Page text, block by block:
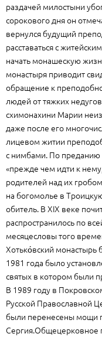
раздачей милостыни
сорокового дня он
вернулся будущий
расставаться с
начать монашескую
монастыря приводит
обращение к
людей от тяжких
схимонахини Марии
даже после его
лицевом житии
с нимбами. По
«прежде чем идти к
родителей над их
на богомолье в
обитель. В XIX веке
распространилось по
месяцесловы того
Хотько́вский
1981 года было
святых в котором были
В 1989 году в
Русской Православной
были перенесены мощи
Сергия.Общецерковное